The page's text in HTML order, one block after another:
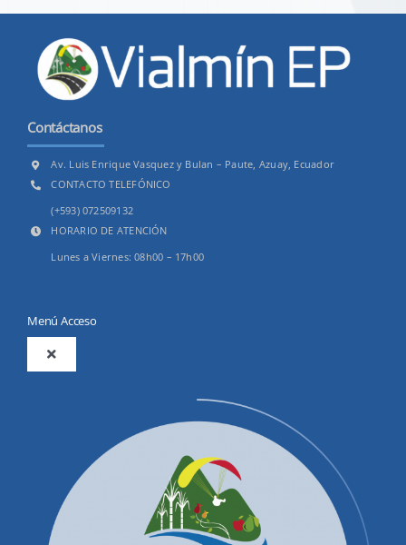
Contáctanos
Av. Luis Enrique Vasquez y Bulan – Paute, Azuay, Ecuador
CONTACTO TELEFÓNICO
(+593) 072509132
HORARIO DE ATENCIÓN
Lunes a Viernes: 08h00 – 17h00
Menú Acceso
Toggle
Productos y Servicios
Convocatorias Precalificación